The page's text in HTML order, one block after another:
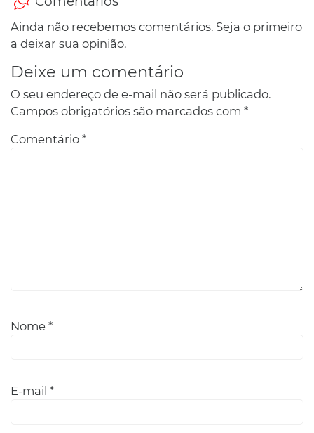
Ainda não recebemos comentários. Seja o primeiro
a deixar sua opinião.
Deixe um comentário
O seu endereço de e-mail não será publicado.
Campos obrigatórios são marcados com *
Comentário *
Nome *
E-mail *